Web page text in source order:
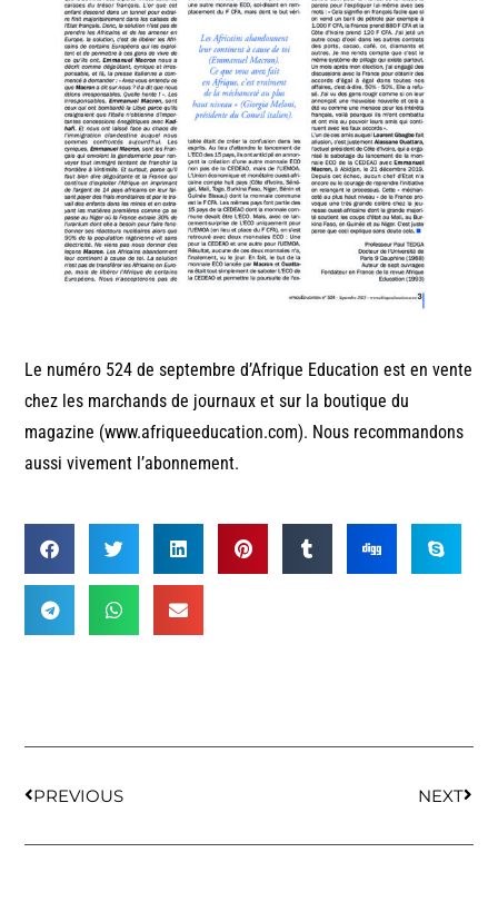
Le numéro 524 de septembre d’Afrique Education est en vente
chez les marchands de journaux et sur la boutique du
magazine (www.afriqueeducation.com). Nous recommandons
aussi vivement l’abonnement.
PREVIOUS NEXT